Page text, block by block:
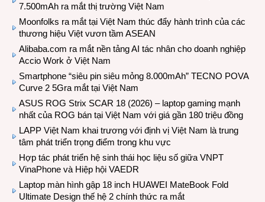
7.500mAh ra mắt thị trường Việt Nam
Moonfolks ra mắt tại Việt Nam thúc đẩy hành trình của các
thương hiệu Việt vươn tầm ASEAN
Alibaba.com ra mắt nền tảng AI tác nhân cho doanh nghiệp
Accio Work ở Việt Nam
Smartphone “siêu pin siêu mỏng 8.000mAh” TECNO POVA
Curve 2 5Gra mắt tại Việt Nam
ASUS ROG Strix SCAR 18 (2026) – laptop gaming mạnh
nhất của ROG bán tại Việt Nam với giá gần 180 triệu đồng
LAPP Việt Nam khai trương với định vị Việt Nam là trung
tâm phát triển trọng điểm trong khu vực
Hợp tác phát triển hệ sinh thái học liệu số giữa VNPT
VinaPhone và Hiệp hội VAEDR
Laptop màn hình gập 18 inch HUAWEI MateBook Fold
Ultimate Design thế hệ 2 chính thức ra mắt